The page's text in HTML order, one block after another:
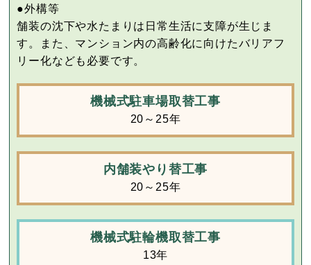
●外構等
舗装の沈下や水たまりは日常生活に支障が生じま
す。また、マンション内の高齢化に向けたバリアフ
リー化なども必要です。
機械式駐車場取替工事
20～25年
内舗装やり替工事
20～25年
機械式駐輪機取替工事
13年